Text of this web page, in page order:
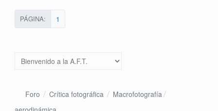
PÁGINA: 1
Foro Crítica fotográfica
Macrofotografía